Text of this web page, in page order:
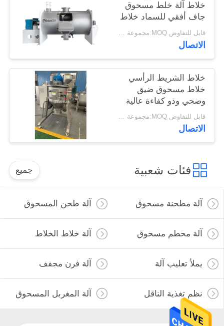
خلاط آلة خلط مسحوق
جاف أفقي للسماد خلاط
الحراث
قابل للتفاوض MOQ:مجموعة واحدة
الاتصال
خلاط الشريط الرأسي
خلاط مسحوق ضيق
وصحي وذو كفاءة عالية
قابل للتفاوض MOQ:مجموعة واحدة
الاتصال
فئات شعبية جميع
آلة مطحنة مسحوق آلة طحن المسحوق
آلة محطم مسحوق آلة خلاط الخلاط
يملأ تعليب آلة آلة فرن مجفف
نظم تغذية الناقل آلة المغربل المسحوق